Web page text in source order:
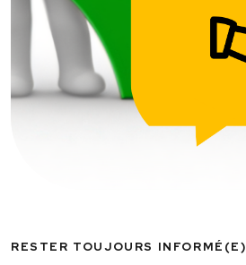
RESTER TOUJOURS INFORMÉ(E)